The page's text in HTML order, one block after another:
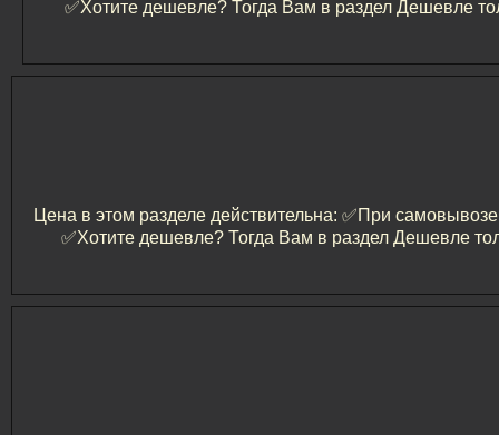
✅️Хотите дешевле? Тогда Вам в раздел Дешевле
Цена в этом разделе действительна: ✅️При
✅️Хотите дешевле? Тогда Вам в раздел Дешевле